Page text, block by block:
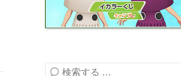
検索する